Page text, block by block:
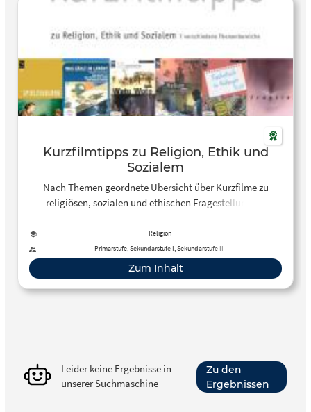
Kurzfilmtipps zu Religion, Ethik und
Sozialem
Nach Themen geordnete Übersicht über Kurzfilme zu
religiösen, sozialen und ethischen Fragestellungen.
Religion
Primarstufe, Sekundarstufe I, Sekundarstufe II
Zum Inhalt
Leider keine Ergebnisse in
unserer Suchmaschine
Zu den
Ergebnissen